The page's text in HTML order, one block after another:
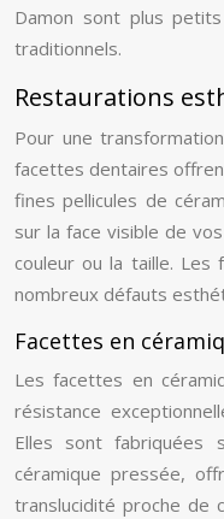
Damon sont plus
traditionnels.
Restaurations
Pour une
facettes dentaires
fines pellicules de
sur la face visible de
couleur ou la taille.
nombreux défauts
Facettes en
Les facettes en
résistance
Elles sont fabriquées
céramique pressée,
translucidité proche de